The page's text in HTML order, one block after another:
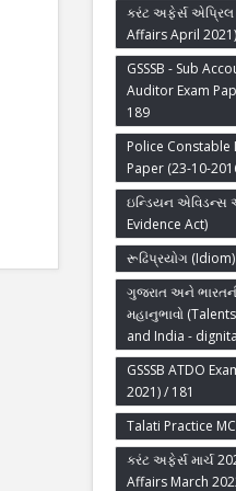
કરંટ અફેર્સ એપ્રિલ
Affairs April 2021)
GSSSB - Sub
Auditor Exam
189
Police Constable
Paper (23-10-
ઇન્ડિયન એવિડન્સ
Evidence Act)
રૂઢિપ્રયોગ (Idiom)
ગુજરાત અને
મહાનુભાવો
and India -
GSSSB ATDO
2021) / 181
Talati Practice
કરંટ અફેર્સ માર્ચ
Affairs March